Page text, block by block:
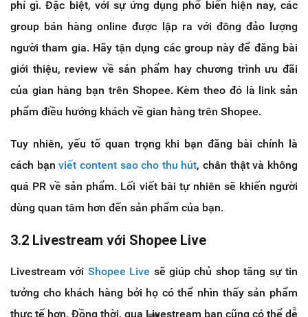
phí gì. Đặc biệt, với sự ứng dụng phổ biến hiện nay, các
group bán hàng online được lập ra với đông đảo lượng
người tham gia. Hãy tận dụng các group này để đăng bài
giới thiệu, review về sản phẩm hay chương trình ưu đãi
của gian hàng bạn trên Shopee. Kèm theo đó là link sản
phẩm điều hướng khách về gian hàng trên Shopee.
Tuy nhiên, yếu tố quan trọng khi bạn đăng bài chính là
cách bạnviết content sao cho thu hút, chân thật và không
quá PR về sản phẩm. Lối viết bài tự nhiên sẽ khiến người
dùng quan tâm hơn đến sản phẩm của bạn.
3.2 Livestream với Shopee Live
Livestream với Shopee Live sẽ giúp chủ shop tăng sự tin
tưởng cho khách hàng bởi họ có thể nhìn thấy sản phẩm
thực tế hơn. Đồng thời, qua Livestream bạn cũng có thể dễ